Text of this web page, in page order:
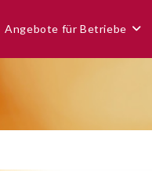
Angebote für Betriebe